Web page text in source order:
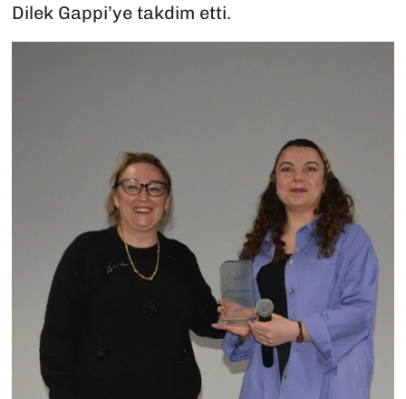
Dilek Gappi’ye takdim etti.